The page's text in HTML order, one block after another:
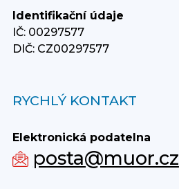
Identifikační údaje
IČ: 00297577
DIČ: CZ00297577
RYCHLÝ KONTAKT
Elektronická podatelna
posta@muor.cz